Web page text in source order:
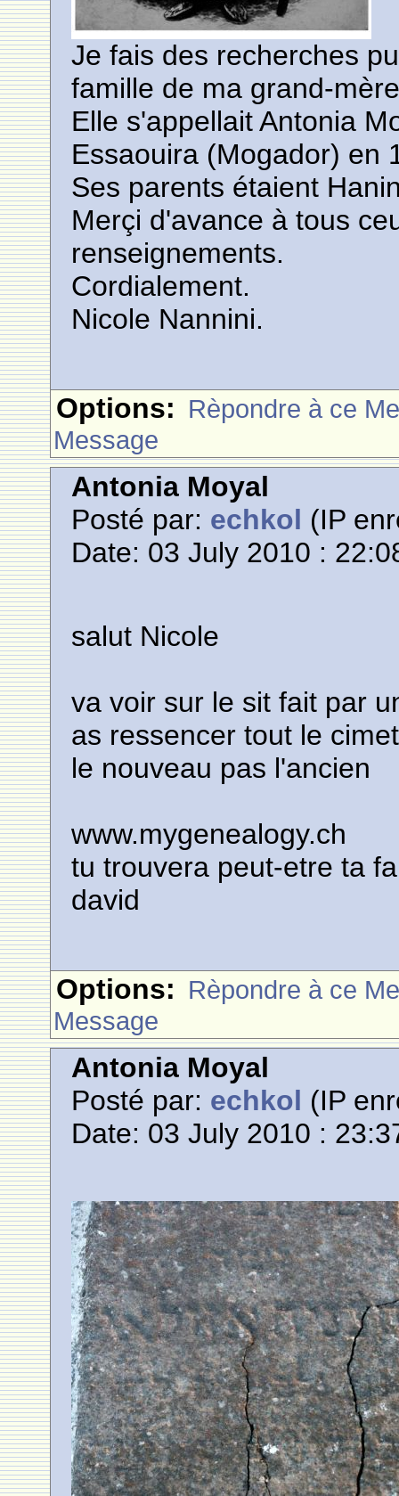
Je fais des recherches
famille de ma grand-
Elle s'appellait Antonia
Essaouira (Mogador) en
Ses parents étaient
Merçi d'avance à tous
renseignements.
Cordialement.
Nicole Nannini.
Options: Rèpondre à ce
Message
Antonia Moyal
Posté par: echkol (IP
Date: 03 July 2010 :
salut Nicole
va voir sur le sit fait par
as ressencer tout le
le nouveau pas l'ancien
www.mygenealogy.ch
tu trouvera peut-etre ta
david
Options: Rèpondre à ce
Message
Antonia Moyal
Posté par: echkol (IP
Date: 03 July 2010 :